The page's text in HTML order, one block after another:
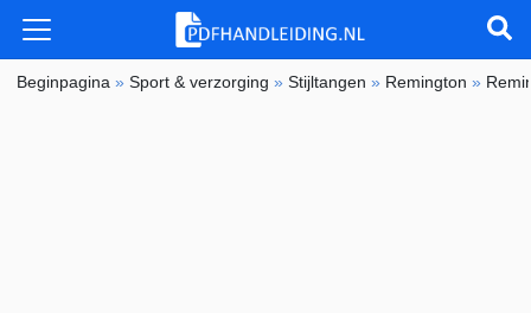
Beginpagina »Sport & verzorging »Stijltangen » Remington »